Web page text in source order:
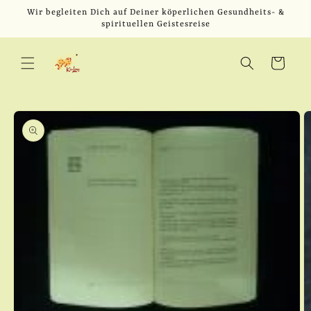
zum
Wir begleiten Dich auf Deiner köperlichen Gesundheits- &
spirituellen Geistesreise
Warenkorb